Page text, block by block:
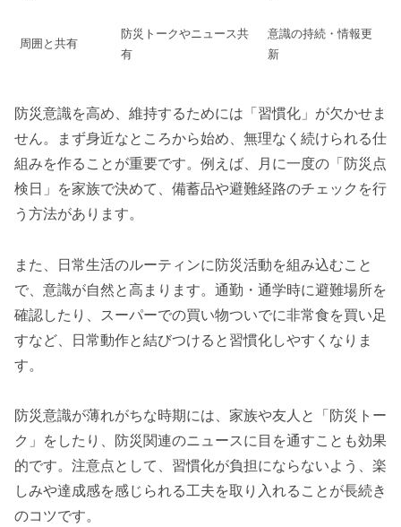
周囲と共有
防災トークやニュース共
有
意識の持続・情報更
新
防災意識を高め、維持するためには「習慣化」が欠かせま
せん。まず身近なところから始め、無理なく続けられる仕
組みを作ることが重要です。例えば、月に一度の「防災点
検日」を家族で決めて、備蓄品や避難経路のチェックを行
う方法があります。
また、日常生活のルーティンに防災活動を組み込むこと
で、意識が自然と高まります。通勤・通学時に避難場所を
確認したり、スーパーでの買い物ついでに非常食を買い足
すなど、日常動作と結びつけると習慣化しやすくなりま
す。
防災意識が薄れがちな時期には、家族や友人と「防災トー
ク」をしたり、防災関連のニュースに目を通すことも効果
的です。注意点として、習慣化が負担にならないよう、楽
しみや達成感を感じられる工夫を取り入れることが長続き
のコツです。